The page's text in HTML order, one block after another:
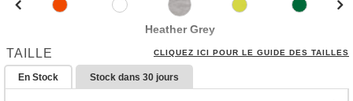
Heather Grey
TAILLE CLIQUEZ ICI POUR LE GUIDE DES TAILLES
En Stock Stock dans 30 jours